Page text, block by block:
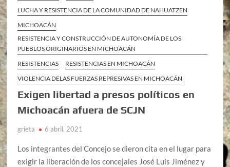
LUCHA Y RESISTENCIA DE LA COMUNIDAD DE NAHUATZEN
MICHOACÁN
RESISTENCIA Y CONSTRUCCIÓN DE AUTONOMÍA DE LOS
PUEBLOS ORIGINARIOS EN MICHOACÁN
RESISTENCIAS
RESISTENCIAS EN MICHOACÁN
VIOLENCIA DELAS FUERZAS REPRESIVAS EN MICHOACÁN
Exigen libertad a presos políticos en
Michoacán afuera de SCJN
grieta 6 abril, 2021
Los integrantes del Concejo se dieron cita en el lugar para
exigir la liberación de los concejales José Luis Jiménez y